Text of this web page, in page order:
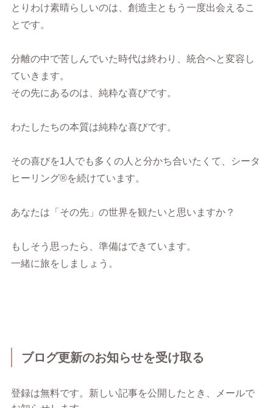
とりわけ素晴らしいのは、創造主ともう一度出会えるこ
とです。
分離の中で苦しんでいた時代は終わり、統合へと変容し
ていきます。
その先にあるのは、純粋な喜びです。
わたしたちの本質は純粋な喜びです。
その喜びを1人でも多くの人と分かち合いたくて、シータ
ヒーリング®︎を続けています。
あなたは「その先」の世界を観たいと思いますか？
もしそう思ったら、準備はできています。
一緒に旅をしましょう。
ブログ更新のお知らせを受け取る
登録は無料です。新しい記事を公開したとき、メールで